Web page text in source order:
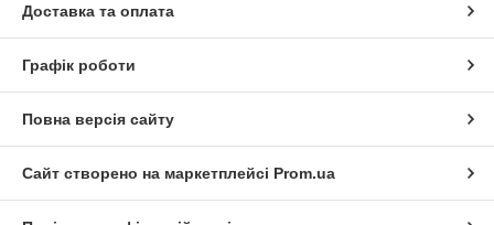
Доставка та оплата
Графік роботи
Повна версія сайту
Сайт створено на маркетплейсі Prom.ua